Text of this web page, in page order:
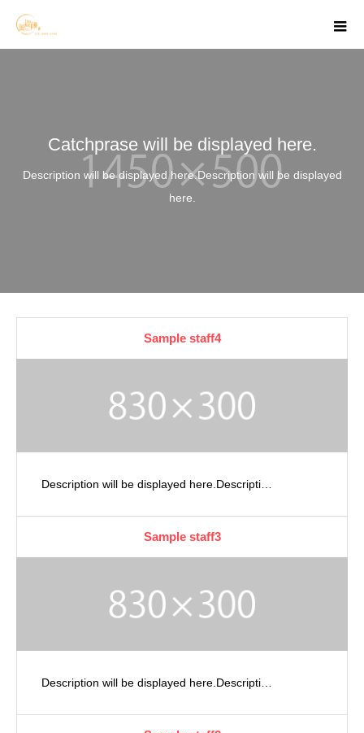
Catchprase will be displayed here.
Description will be displayed here.Description will be displayed
here.
Sample staff4
Description will be displayed here.Descripti…
Sample staff3
Description will be displayed here.Descripti…